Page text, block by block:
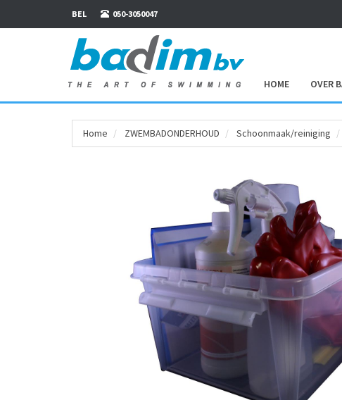
BEL 050-3050047
HOME OVER
Home ZWEMBAD­ONDERHOUD Schoonmaak/reiniging